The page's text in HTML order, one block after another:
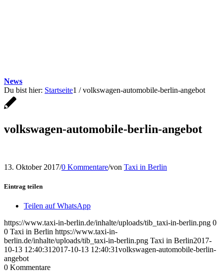
News
Du bist hier: Startseite1 / volkswagen-automobile-berlin-angebot
volkswagen-automobile-berlin-angebot
13. Oktober 2017/0 Kommentare/von Taxi in Berlin
Eintrag teilen
Teilen auf WhatsApp
https://www.taxi-in-berlin.de/inhalte/uploads/tib_taxi-in-berlin.png 0
0 Taxi in Berlin https://www.taxi-in-
berlin.de/inhalte/uploads/tib_taxi-in-berlin.png Taxi in Berlin2017-
10-13 12:40:31 2017-10-13 12:40:31volkswagen-automobile-berlin-
angebot
0 Kommentare